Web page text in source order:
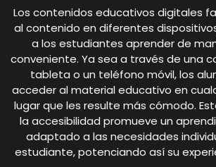
Los contenidos educativos digitales
al contenido en diferentes
a los estudiantes aprender de
conveniente. Ya sea a través de una
tableta o un teléfono móvil, los
acceder al material educativo en
lugar que les resulte más cómodo.
la accesibilidad promueve un
adaptado a las necesidades
estudiante, potenciando así su